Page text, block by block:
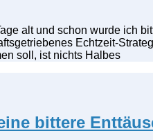
alt und schon wurde ich
Echtzeit-
soll, ist nichts Halbes
bittere